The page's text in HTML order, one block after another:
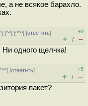
а не всякое барахло.
] [^^] [^^^] [ответить]
+2
+ / –
одного щелчка!
] [ответить]
+5
+ / –
пакет?